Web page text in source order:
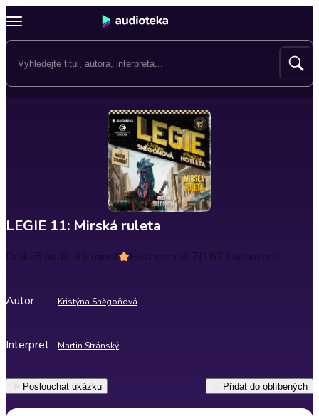
LEGIE 11: Mirská ruleta
Délka8 hodin 49 minut Hodnocení4.7(187 hodnocení)
Autor Kristýna Sněgoňová
Interpret Martin Stránský
Poslouchat ukázku Přidat do oblíbených